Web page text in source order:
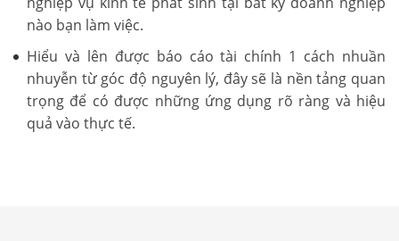
nào bạn làm việc.
Hiểu và lên được báo cáo tài chính 1 cách nhuần
nhuyễn từ góc độ nguyên lý, đây sẽ là nền tảng quan
trọng để có được những ứng dụng rõ ràng và hiệu
quả vào thực tế.